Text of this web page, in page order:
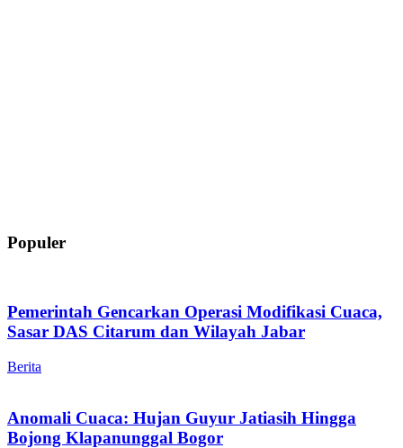
Populer
Pemerintah Gencarkan Operasi Modifikasi Cuaca,
Sasar DAS Citarum dan Wilayah Jabar
Berita
Anomali Cuaca: Hujan Guyur Jatiasih Hingga
Bojong Klapanunggal Bogor